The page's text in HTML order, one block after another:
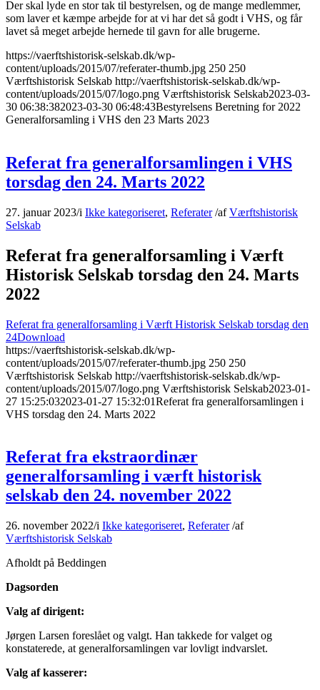
Der skal lyde en stor tak til bestyrelsen, og de mange medlemmer,
som laver et kæmpe arbejde for at vi har det så godt i VHS, og får
lavet så meget arbejde hernede til gavn for alle brugerne.
https://vaerftshistorisk-selskab.dk/wp-
content/uploads/2015/07/referater-thumb.jpg 250 250
Værftshistorisk Selskab http://vaerftshistorisk-selskab.dk/wp-
content/uploads/2015/07/logo.png Værftshistorisk Selskab2023-03-
30 06:38:382023-03-30 06:48:43Bestyrelsens Beretning for 2022
Generalforsamling i VHS den 23 Marts 2023
Referat fra generalforsamlingen i VHS
torsdag den 24. Marts 2022
27. januar 2023/i Ikke kategoriseret, Referater /afVærftshistorisk
Selskab
Referat fra generalforsamling i Værft
Historisk Selskab torsdag den 24. Marts
2022
Referat fra generalforsamling i Værft Historisk Selskab torsdag den
24Download
https://vaerftshistorisk-selskab.dk/wp-
content/uploads/2015/07/referater-thumb.jpg 250 250
Værftshistorisk Selskab http://vaerftshistorisk-selskab.dk/wp-
content/uploads/2015/07/logo.png Værftshistorisk Selskab2023-01-
27 15:25:032023-01-27 15:32:01Referat fra generalforsamlingen i
VHS torsdag den 24. Marts 2022
Referat fra ekstraordinær
generalforsamling i værft historisk
selskab den 24. november 2022
26. november 2022/i Ikke kategoriseret, Referater /af
Værftshistorisk Selskab
Afholdt på Beddingen
Dagsorden
Valg af dirigent:
Jørgen Larsen foreslået og valgt. Han takkede for valget og
konstaterede, at generalforsamlingen var lovligt indvarslet.
Valg af kasserer: